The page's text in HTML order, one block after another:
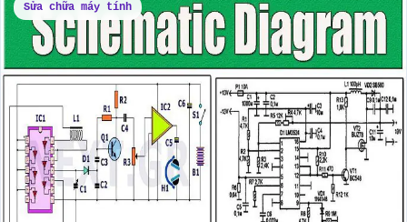
Sửa chữa máy tính